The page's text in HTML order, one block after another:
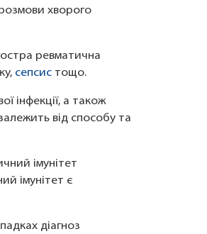
хворого
ревматична
сепсис тощо.
інфекції, а також
від способу та
імунітет
імунітет є
діагноз